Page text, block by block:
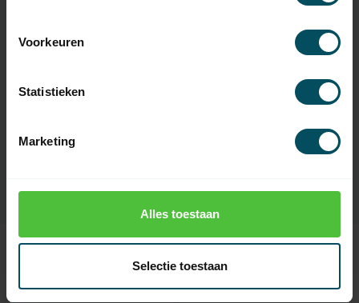
Voorkeuren
Statistieken
Marketing
Alles toestaan
Selectie toestaan
Specificaties
Artikelnummer
Recent bekeken